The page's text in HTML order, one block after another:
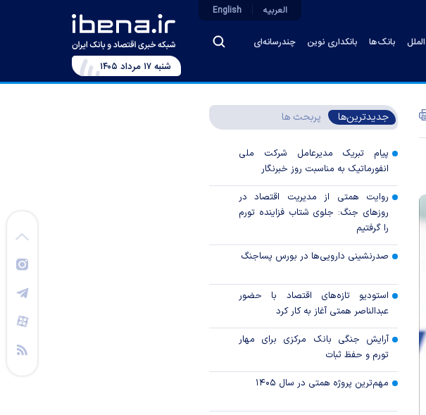
بانک‌ها بانکداری نوین چندرسانه‌ای
العربیه English
شنبه ۱۷ مرداد ۱۴۰۵
جدیدترین‌ها پربحث ها
پیام تبریک مدیرعامل شرکت ملی
انفورماتیک به مناسبت روز خبرنگار
روایت همتی از مدیریت اقتصاد در
روزهای جنگ: جلوی شتاب فزاینده تورم
را گرفتیم
صدرنشینی دارویی‌ها در بورس پساجنگ
استودیو تازه‌های اقتصاد با حضور
عبدالناصر همتی آغاز به کار کرد
آرایش جنگی بانک مرکزی برای مهار
تورم و حفظ ثبات
مهم‌ترین پروژه همتی در سال ۱۴۰۵